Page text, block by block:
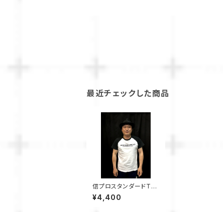
最近チェックした商品
信プロスタンダードTシ
ャツラグラン（黒、赤、
青）
¥4,400